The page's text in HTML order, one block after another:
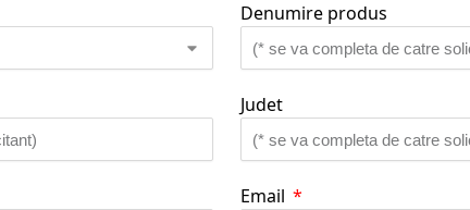
Denumire produs
Judet
Email